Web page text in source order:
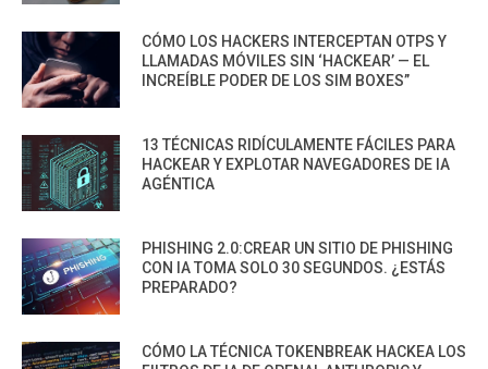
CÓMO LOS HACKERS INTERCEPTAN OTPS Y
LLAMADAS MÓVILES SIN ‘HACKEAR’ — EL
INCREÍBLE PODER DE LOS SIM BOXES”
13 TÉCNICAS RIDÍCULAMENTE FÁCILES PARA
HACKEAR Y EXPLOTAR NAVEGADORES DE IA
AGÉNTICA
PHISHING 2.0:CREAR UN SITIO DE PHISHING
CON IA TOMA SOLO 30 SEGUNDOS. ¿ESTÁS
PREPARADO?
CÓMO LA TÉCNICA TOKENBREAK HACKEA LOS